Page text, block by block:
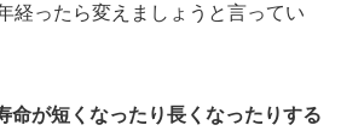
経ったら変えましょうと言ってい
命が短くなったり長くなったりする